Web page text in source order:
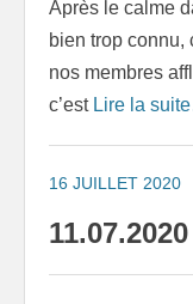
Après le calme
bien trop connu,
nos membres
c’est Lire la
16 JUILLET 2020